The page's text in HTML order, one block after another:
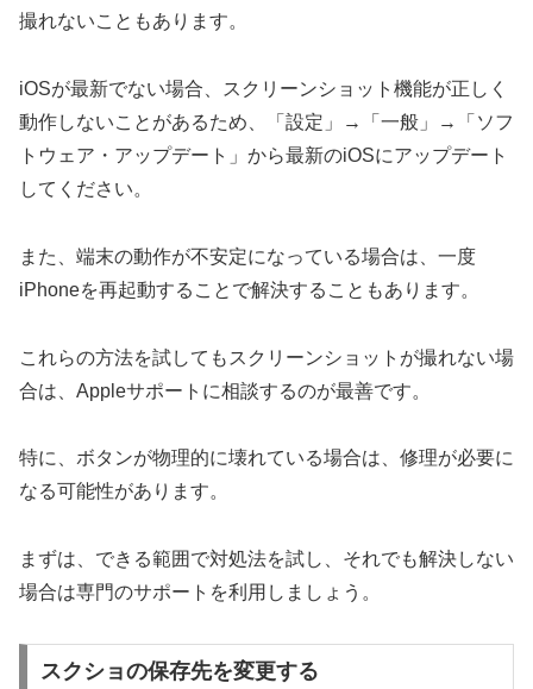
撮れないこともあります。
iOSが最新でない場合、スクリーンショット機能が正しく
動作しないことがあるため、「設定」→「一般」→「ソフ
トウェア・アップデート」から最新のiOSにアップデート
してください。
また、端末の動作が不安定になっている場合は、一度
iPhoneを再起動することで解決することもあります。
これらの方法を試してもスクリーンショットが撮れない場
合は、Appleサポートに相談するのが最善です。
特に、ボタンが物理的に壊れている場合は、修理が必要に
なる可能性があります。
まずは、できる範囲で対処法を試し、それでも解決しない
場合は専門のサポートを利用しましょう。
スクショの保存先を変更する